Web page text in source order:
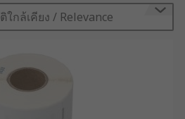
ประสิทธิภาพขึ้น แต่ยังช่วย
ออาชีพให้กับสินค้าและ
นสำหรับอุตสาหกรรมและ
ามท้าทายที่ธุรกิจต้องเผชิญ
กล้เคียง / Relevance